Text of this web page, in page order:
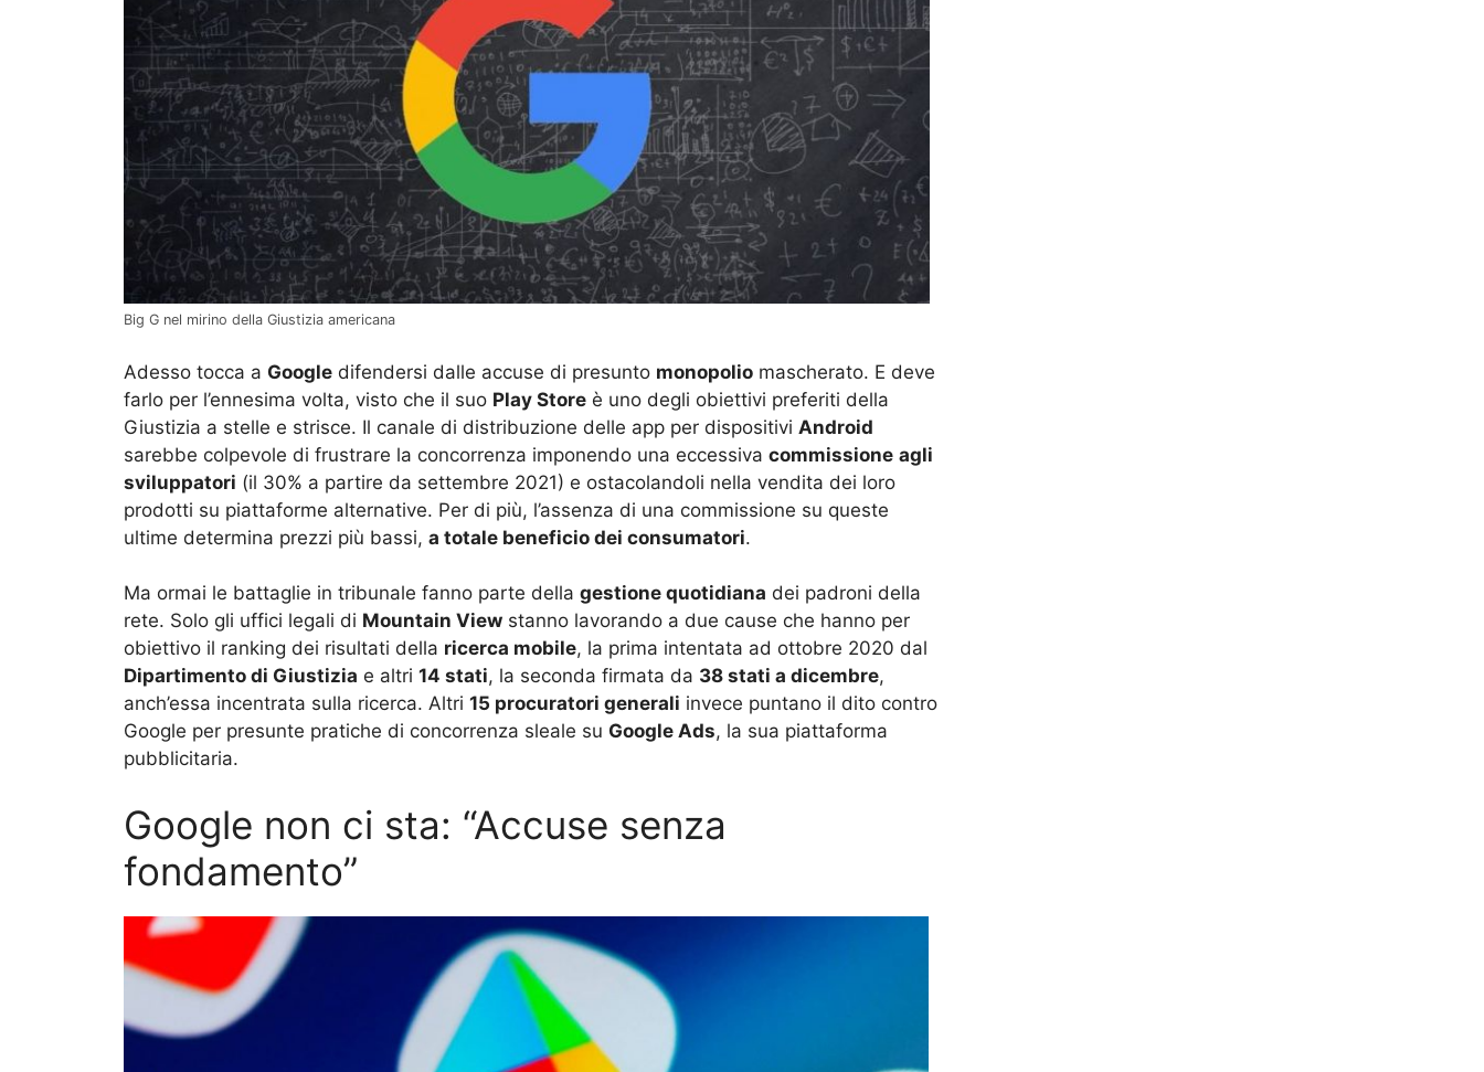
Big G nel mirino della Giustizia americana
Adesso tocca a Google difendersi dalle accuse di presunto monopolio mascherato. E deve
farlo per l’ennesima volta, visto che il suo Play Store è uno degli obiettivi preferiti della
Giustizia a stelle e strisce. Il canale di distribuzione delle app per dispositivi Android
sarebbe colpevole di frustrare la concorrenza imponendo una eccessiva commissione agli
sviluppatori (il 30% a partire da settembre 2021) e ostacolandoli nella vendita dei loro
prodotti su piattaforme alternative. Per di più, l’assenza di una commissione su queste
ultime determina prezzi più bassi, a totale beneficio dei consumatori.
Ma ormai le battaglie in tribunale fanno parte della gestione quotidiana dei padroni della
rete. Solo gli uffici legali di Mountain View stanno lavorando a due cause che hanno per
obiettivo il ranking dei risultati della ricerca mobile, la prima intentata ad ottobre 2020 dal
Dipartimento di Giustizia e altri 14 stati, la seconda firmata da 38 stati a dicembre,
anch’essa incentrata sulla ricerca. Altri 15 procuratori generali invece puntano il dito contro
Google per presunte pratiche di concorrenza sleale su Google Ads, la sua piattaforma
pubblicitaria.
Google non ci sta: “Accuse senza
fondamento”